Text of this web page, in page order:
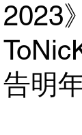
2023
告明